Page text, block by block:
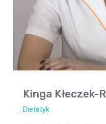
Kinga Kłeczek-
Dietetyk